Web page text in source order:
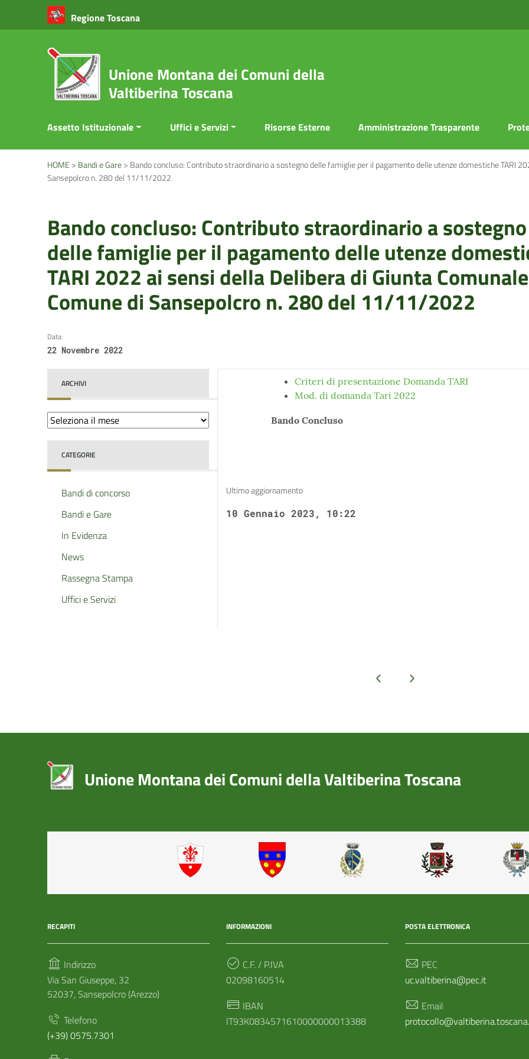
Vai ai contenuti
Vai al menu di navigazione
Regione Toscana
Unione Montana dei Comuni della
Valtiberina Toscana
Assetto Istituzionale Uffici e Servizi Risorse Esterne Amministrazione Trasparente
HOME > Bandi e Gare> Bando concluso: Contributo straordinario a sostegno delle famiglie per il pagamento delle utenze domestiche TARI
Sansepolcro n. 280 del 11/11/2022
Bando concluso: Contributo straordinario a sostegno
delle famiglie per il pagamento delle utenze
TARI 2022 ai sensi della Delibera di Giunta
Comune di Sansepolcro n. 280 del 11/11/2022
Data:
22 Novembre 2022
ARCHIVI
Archivi
CATEGORIE
Bandi di concorso
Bandi e Gare
In Evidenza
News
Rassegna Stampa
Uffici e Servizi
Criteri di presentazione Domanda TARI
Mod. di domanda Tari 2022
Bando Concluso
Ultimo aggiornamento
10 Gennaio 2023, 10:22
Pagina precedentePagina successiva
Unione Montana dei Comuni della Valtiberina Toscana
RECAPITI
Indirizzo
Via San Giuseppe, 32
52037, Sansepolcro (Arezzo)
Telefono
(+39) 0575.7301
INFORMAZIONI
C.F. / P.IVA
02098160514
IBAN
IT93K0834571610000000013388
POSTA ELETTRONICA
PEC
uc.valtiberina@pec.it
Email